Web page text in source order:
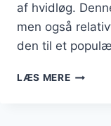
af hvidløg.
men også
den til et
LÆS MEREKYLLING